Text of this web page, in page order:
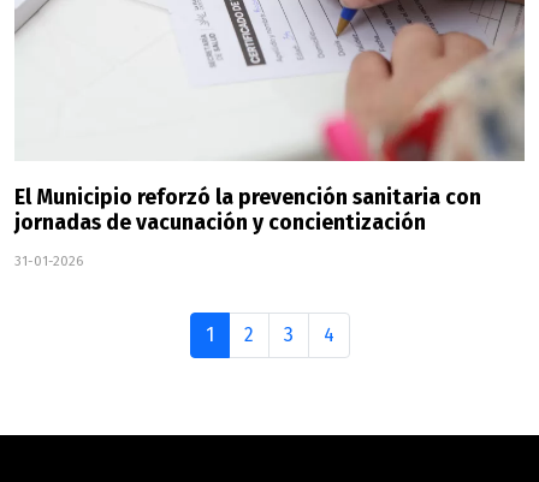
El Municipio reforzó la prevención sanitaria con
jornadas de vacunación y concientización
31-01-2026
1 2 3 4